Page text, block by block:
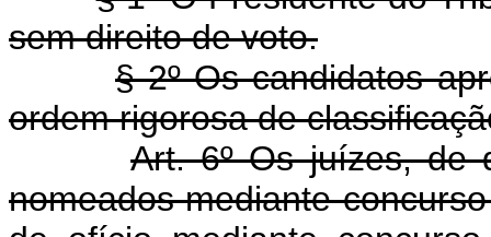
sem direito de voto.
§ 2º Os candidatos
ordem rigorosa de
Art. 6º Os juízes, de
nomeados mediante